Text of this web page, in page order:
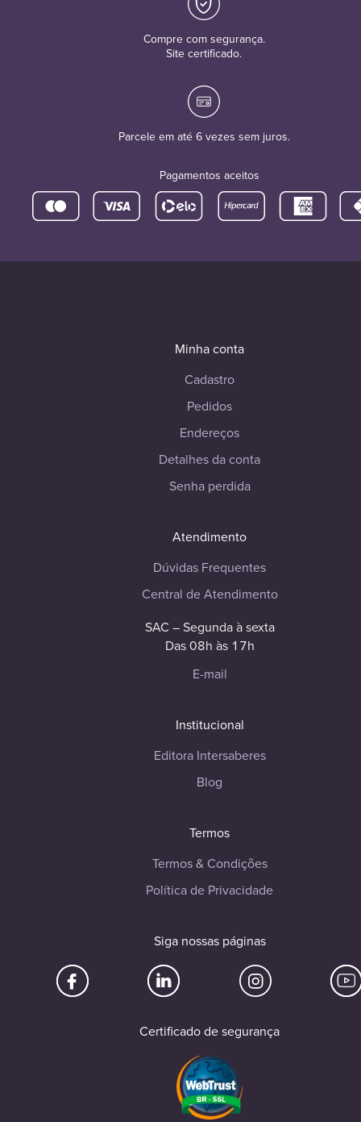
Compre com segurança.
Site certificado.
Parcele em até 6 vezes sem juros.
Pagamentos aceitos
Minha conta
Cadastro
Pedidos
Endereços
Detalhes da conta
Senha perdida
Atendimento
Dúvidas Frequentes
Central de Atendimento
SAC – Segunda à sexta
Das 08h às 17h
E-mail
Institucional
Editora Intersaberes
Blog
Termos
Termos & Condições
Política de Privacidade
Siga nossas páginas
Certificado de segurança